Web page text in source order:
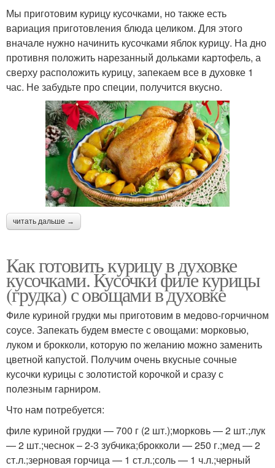
Мы приготовим курицу кусочками, но также есть
вариация приготовления блюда целиком. Для этого
вначале нужно начинить кусочками яблок курицу. На дно
противня положить нарезанный дольками картофель, а
сверху расположить курицу, запекаем все в духовке 1
час. Не забудьте про специи, получится вкусно.
читать дальше →
Как готовить курицу в духовке
кусочками. Кусочки филе курицы
(грудка) с овощами в духовке
Филе куриной грудки мы приготовим в медово-горчичном
соусе. Запекать будем вместе с овощами: морковью,
луком и брокколи, которую по желанию можно заменить
цветной капустой. Получим очень вкусные сочные
кусочки курицы с золотистой корочкой и сразу с
полезным гарниром.
Что нам потребуется:
филе куриной грудки — 700 г (2 шт.);морковь — 2 шт.;лук
— 2 шт.;чеснок – 2-3 зубчика;брокколи — 250 г.;мед — 2
ст.л.;зерновая горчица — 1 ст.л.;соль — 1 ч.л.;черный